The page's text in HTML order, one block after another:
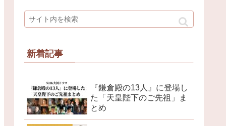
新着記事
『鎌倉殿の13人』に登場し
た「天皇陛下のご先祖」ま
とめ